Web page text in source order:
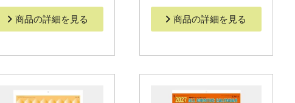
商品の詳細を見る 商品の詳細を見る